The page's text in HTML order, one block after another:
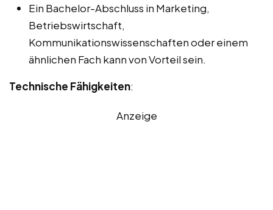
Ein Bachelor-Abschluss in Marketing,
Betriebswirtschaft,
Kommunikationswissenschaften oder einem
ähnlichen Fach kann von Vorteil sein.
Technische Fähigkeiten:
Anzeige